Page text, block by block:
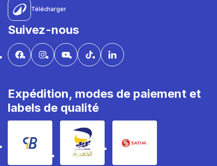
Télécharger
Suivez-nous
Expédition, modes de paiement et
labels de qualité